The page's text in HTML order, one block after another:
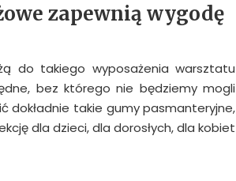
zapewnią wygodę
do takiego wyposażenia warsztatu
bez którego nie będziemy mogli
dokładnie takie gumy pasmanteryjne,
dla dzieci, dla dorosłych, dla kobiet